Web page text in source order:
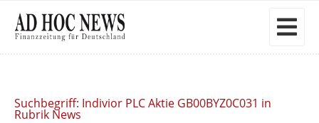
Suchbegriff: Indivior PLC Aktie GB00BYZ0C031 in
Rubrik News